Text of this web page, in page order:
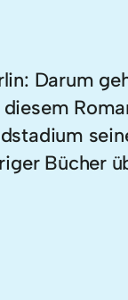
Darum
Bücher